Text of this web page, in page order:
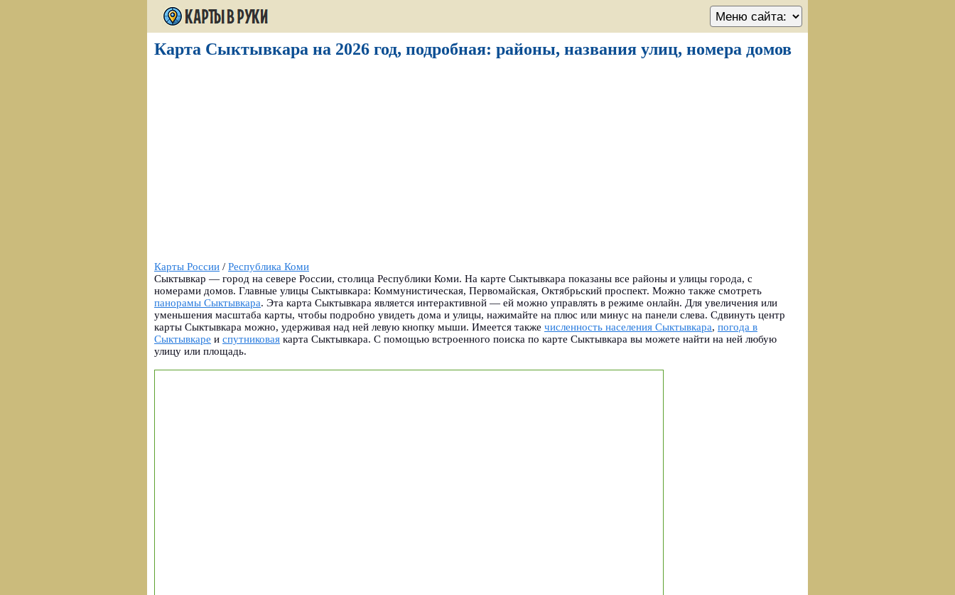
Карта Сыктывкара на 2026 год, подробная: районы, названия улиц, номера домов
Карты России / Республика Коми
Сыктывкар — город на севере России, столица Республики Коми. На карте Сыктывкара показаны все районы и улицы города, с
номерами домов. Главные улицы Сыктывкара: Коммунистическая, Первомайская, Октябрьский проспект. Можно также смотреть
панорамы Сыктывкара. Эта карта Сыктывкара является интерактивной — ей можно управлять в режиме онлайн. Для увеличения или
уменьшения масштаба карты, чтобы подробно увидеть дома и улицы, нажимайте на плюс или минус на панели слева. Сдвинуть центр
карты Сыктывкара можно, удерживая над ней левую кнопку мыши. Имеется также численность населения Сыктывкара, погода в
Сыктывкаре и спутниковая карта Сыктывкара. С помощью встроенного поиска по карте Сыктывкара вы можете найти на ней любую
улицу или площадь.